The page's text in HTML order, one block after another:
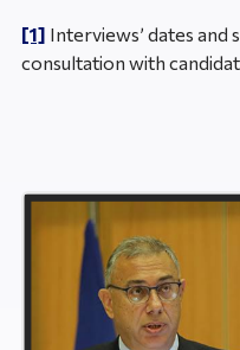
[1] Interviews’ dates and
consultation with